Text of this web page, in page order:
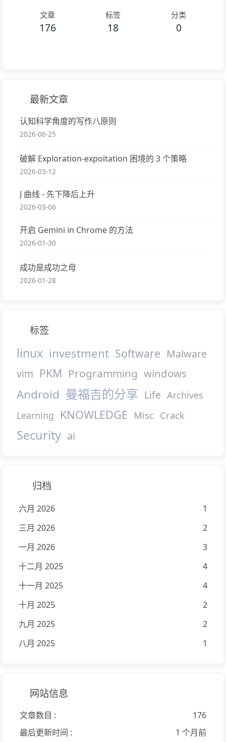
文章
176
标签
18
分类
0
最新文章
认知科学角度的写作八原则
2026-06-25
破解 Exploration-expoitation 困境的 3 个策略
2026-03-12
J 曲线 - 先下降后上升
2026-03-06
开启 Gemini in Chrome 的方法
2026-01-30
成功是成功之母
2026-01-28
标签
linux investment Software Malware
vim PKM Programming windows
Android 曼福吉的分享 Life Archives
Learning
KNOWLEDGE Misc Crack
Security ai
归档
六月 2026
1
三月 2026
2
一月 2026
3
十二月 2025
4
十一月 2025
4
十月 2025
2
九月 2025
2
八月 2025
1
网站信息
文章数目 :
176
最后更新时间 :
1 个月前